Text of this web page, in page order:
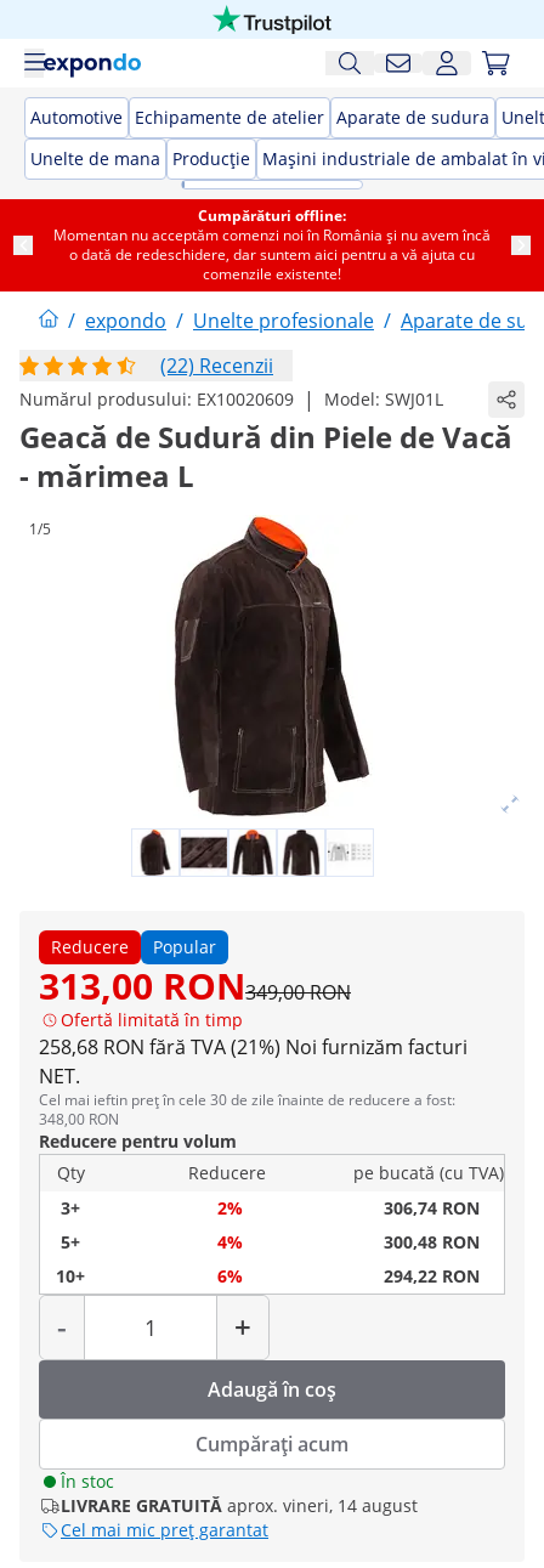
Automotive Echipamente de atelier Aparate de sudura
Unelte de mana
Producție Mașini industriale de ambalat în
Cumpărături offline:
Momentan nu acceptăm comenzi noi în România și nu avem încă
o dată de redeschidere, dar suntem aici pentru a vă ajuta cu
comenzile existente!
/ expondo / Unelte profesionale / Aparate de
(22) Recenzii
Numărul produsului: EX10020609 | Model: SWJ01L
Geacă de Sudură din Piele de Vacă
- mărimea L
1/5
Reducere Popular
313,00 RON349,00 RON
Ofertă limitată în timp
258,68 RON fără TVA (21%) Noi furnizăm facturi
NET.
Cel mai ieftin preț în cele 30 de zile înainte de reducere a fost:
348,00 RON
Reducere pentru volum
Qty
Reducere
pe bucată (cu TVA)
3+
2%
306,74 RON
5+
4%
300,48 RON
10+
6% 294,22 RON
-
Cantitate
+
Adaugă în coș
Cumpărați acum
În stoc
LIVRARE GRATUITĂ aprox. vineri, 14 august
Cel mai mic preț garantat